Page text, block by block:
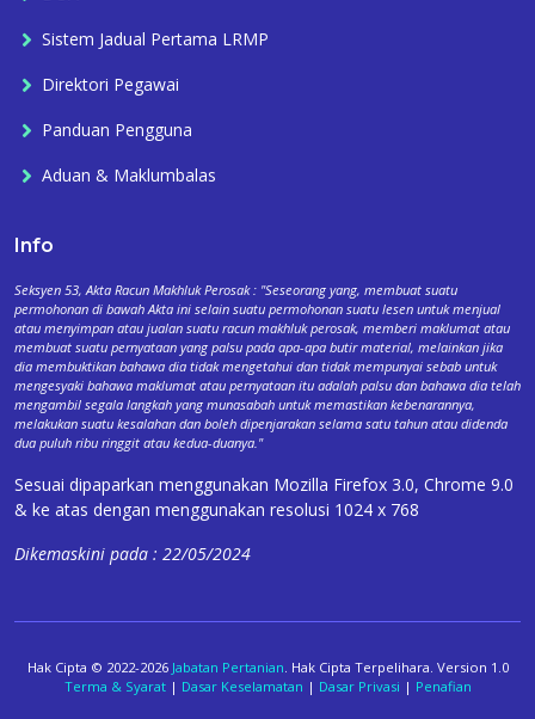
Sistem Jadual Pertama LRMP
Direktori Pegawai
Panduan Pengguna
Aduan & Maklumbalas
Info
Seksyen 53, Akta Racun Makhluk Perosak : "Seseorang yang, membuat suatu
permohonan di bawah Akta ini selain suatu permohonan suatu lesen untuk menjual
atau menyimpan atau jualan suatu racun makhluk perosak, memberi maklumat atau
membuat suatu pernyataan yang palsu pada apa-apa butir material, melainkan jika
dia membuktikan bahawa dia tidak mengetahui dan tidak mempunyai sebab untuk
mengesyaki bahawa maklumat atau pernyataan itu adalah palsu dan bahawa dia telah
mengambil segala langkah yang munasabah untuk memastikan kebenarannya,
melakukan suatu kesalahan dan boleh dipenjarakan selama satu tahun atau didenda
dua puluh ribu ringgit atau kedua-duanya."
Sesuai dipaparkan menggunakan Mozilla Firefox 3.0, Chrome 9.0
& ke atas dengan menggunakan resolusi 1024 x 768
Dikemaskini pada : 22/05/2024
Hak Cipta © 2022-2026 Jabatan Pertanian. Hak Cipta Terpelihara. Version 1.0
Terma & Syarat| Dasar Keselamatan | Dasar Privasi | Penafian